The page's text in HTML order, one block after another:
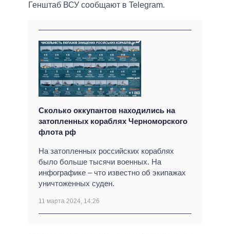
Генштаб ВСУ сообщают в Telegram.
Сколько оккупантов находились на
затопленных кораблях Черноморского
флота рф
На затопленных российских кораблях
было больше тысячи военных. На
инфографике – что известно об экипажах
уничтоженных суден.
11 марта 2024, 14:26